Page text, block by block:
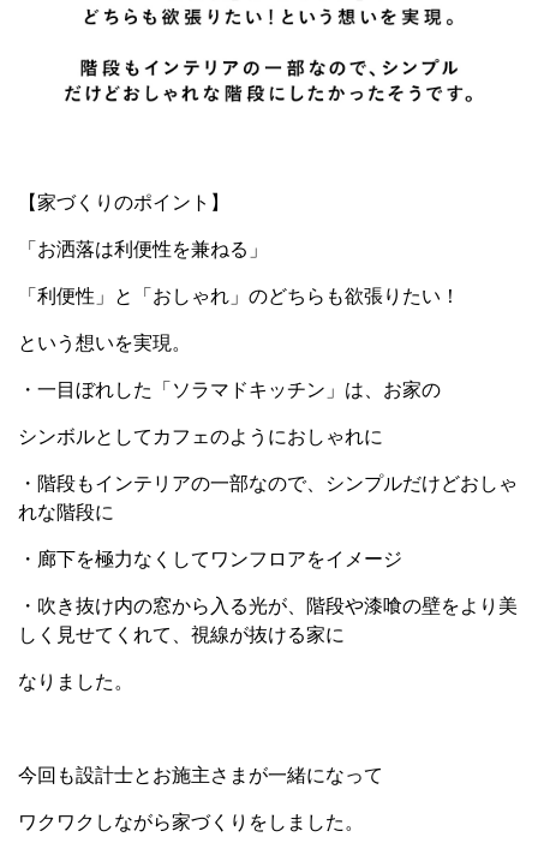
【家づくりのポイント】
「お洒落は利便性を兼ねる」
「利便性」と「おしゃれ」のどちらも欲張りたい！
という想いを実現。
・一目ぼれした「ソラマドキッチン」は、お家の
シンボルとしてカフェのようにおしゃれに
・階段もインテリアの一部なので、シンプルだけどおしゃ
れな階段に
・廊下を極力なくしてワンフロアをイメージ
・吹き抜け内の窓から入る光が、階段や漆喰の壁をより美
しく見せてくれて、視線が抜ける家に
なりました。
今回も設計士とお施主さまが一緒になって
ワクワクしながら家づくりをしました。